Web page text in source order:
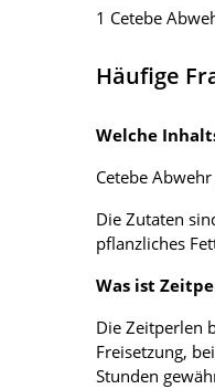
1 Cetebe
Häufige
Welche
Cetebe
Die Zutaten
pflanzliches
Was ist
Die Zeitperlen
Freisetzung,
Stunden